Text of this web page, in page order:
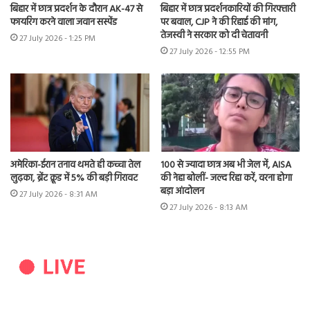
बिहार में छात्र प्रदर्शन के दौरान AK-47 से
फायरिंग करने वाला जवान सस्पेंड
27 July 2026 - 1:25 PM
बिहार में छात्र प्रदर्शनकारियों की गिरफ्तारी
पर बवाल, CJP ने की रिहाई की मांग,
तेजस्वी ने सरकार को दी चेतावनी
27 July 2026 - 12:55 PM
अमेरिका-ईरान तनाव थमते ही कच्चा तेल
लुढ़का, ब्रेंट क्रूड में 5% की बड़ी गिरावट
27 July 2026 - 8:31 AM
100 से ज्यादा छात्र अब भी जेल में, AISA
की नेहा बोलीं- जल्द रिहा करें, वरना होगा
बड़ा आंदोलन
27 July 2026 - 8:13 AM